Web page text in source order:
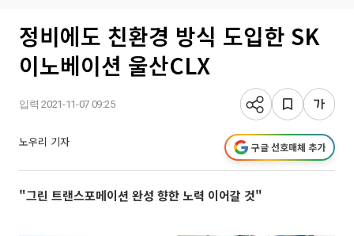
정비에도 친환경 방식 도입한 SK
이노베이션 울산CLX
입력 2021-11-07 09:25
노우리 기자 구글 선호매체 추가
"그린 트랜스포메이션 완성 향한 노력 이어갈 것"